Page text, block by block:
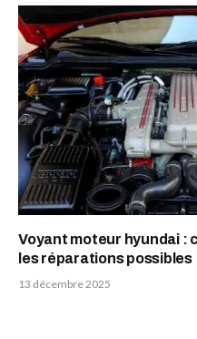
Voyant moteur hyundai :
les réparations possibles
13 décembre 2025